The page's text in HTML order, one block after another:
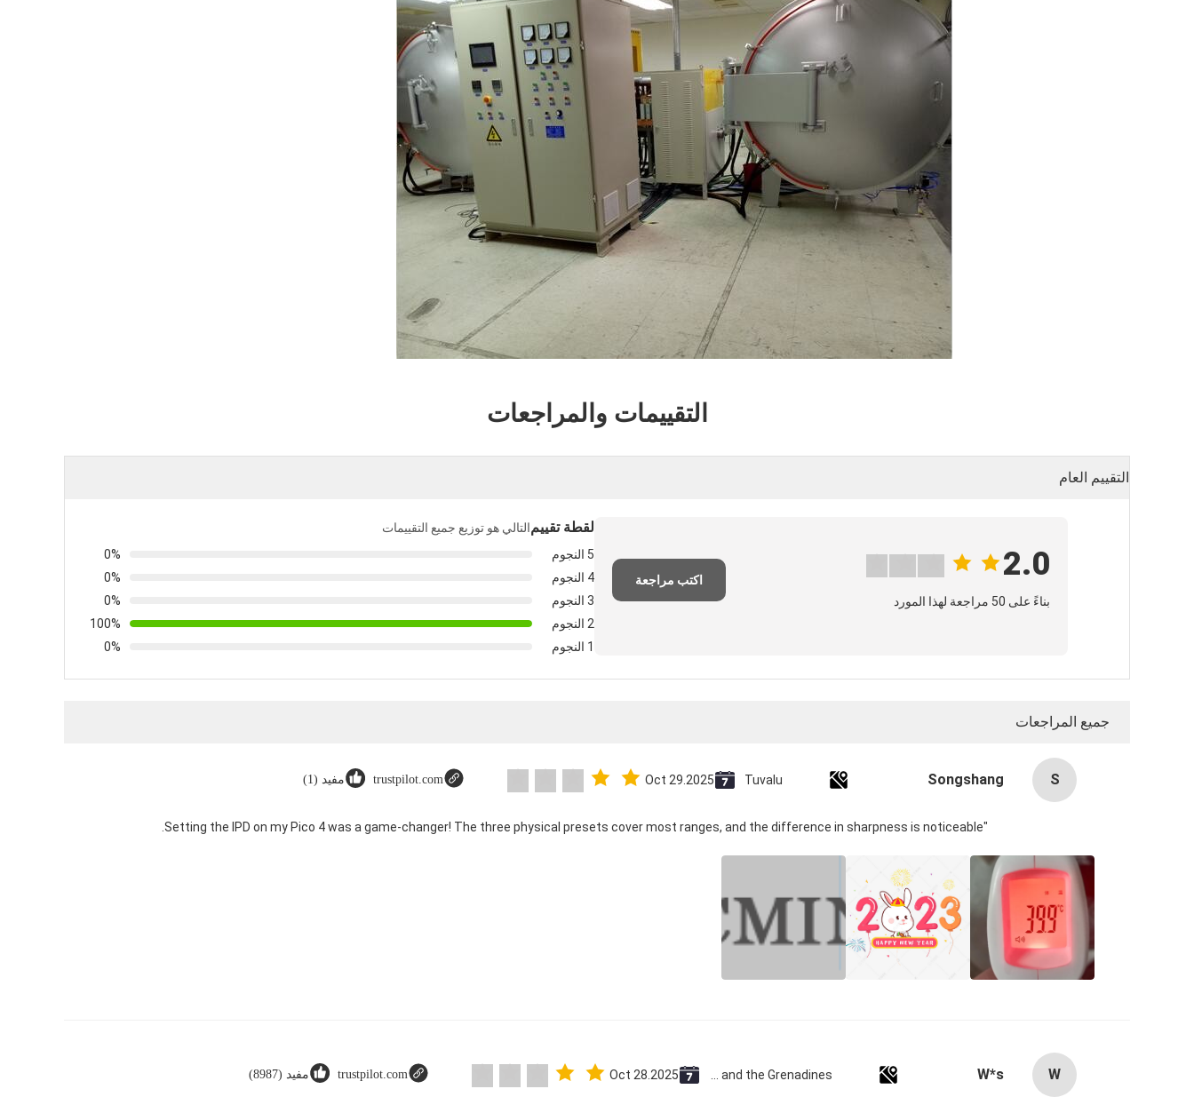
التقييمات والمراجعات
التقييم العام
2.0
بناءً على 50 مراجعة لهذا المورد
اكتب مراجعة
لقطة تقييمالتالي هو توزيع جميع التقييمات
5 النجوم
0%
4 النجوم
0%
3 النجوم
0%
2 النجوم
100%
1 النجوم
0%
جميع المراجعات
S
Songshang
Tuvalu
Oct 29.2025
trustpilot.com مفيد (1)
"Setting the IPD on my Pico 4 was a game-changer! The three physical presets cover most ranges, and the difference in sharpness is noticeable.
W
W*s
Oct 28.2025
trustpilot.com مفيد (8987)